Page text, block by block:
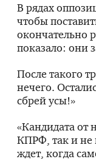
В рядах
чтобы
окончательно
показало: они
После такого
нечего.
сбрей усы!»
«Кандидата от
КПРФ, так и не
ждет, когда